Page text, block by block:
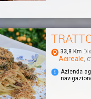
33,8 Km
Acireale,
Azienda